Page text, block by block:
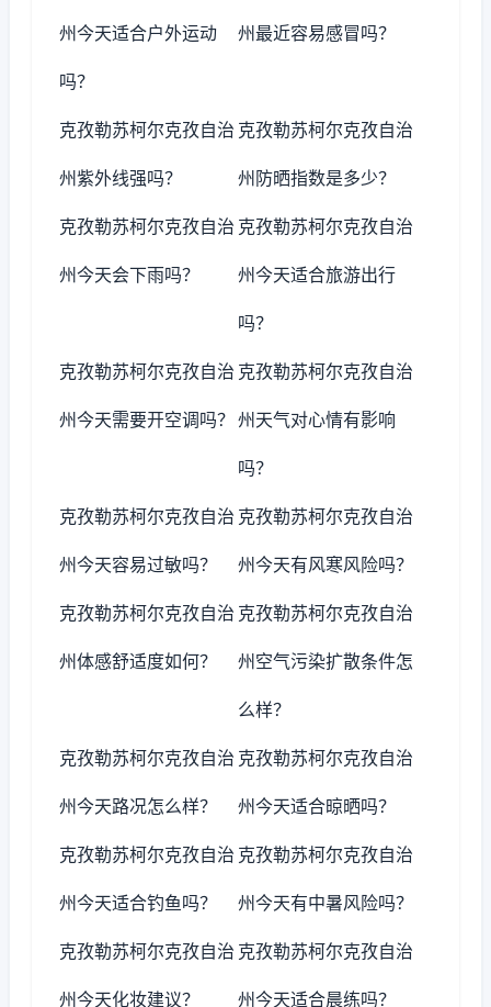
州今天适合户外运动
吗？
州最近容易感冒吗？
克孜勒苏柯尔克孜自治
州紫外线强吗？
克孜勒苏柯尔克孜自治
州防晒指数是多少？
克孜勒苏柯尔克孜自治
州今天会下雨吗？
克孜勒苏柯尔克孜自治
州今天适合旅游出行
吗？
克孜勒苏柯尔克孜自治
州今天需要开空调吗？
克孜勒苏柯尔克孜自治
州天气对心情有影响
吗？
克孜勒苏柯尔克孜自治
州今天容易过敏吗？
克孜勒苏柯尔克孜自治
州今天有风寒风险吗？
克孜勒苏柯尔克孜自治
州体感舒适度如何？
克孜勒苏柯尔克孜自治
州空气污染扩散条件怎
么样？
克孜勒苏柯尔克孜自治
州今天路况怎么样？
克孜勒苏柯尔克孜自治
州今天适合晾晒吗？
克孜勒苏柯尔克孜自治
州今天适合钓鱼吗？
克孜勒苏柯尔克孜自治
州今天有中暑风险吗？
克孜勒苏柯尔克孜自治
州今天化妆建议？
克孜勒苏柯尔克孜自治
州今天适合晨练吗？